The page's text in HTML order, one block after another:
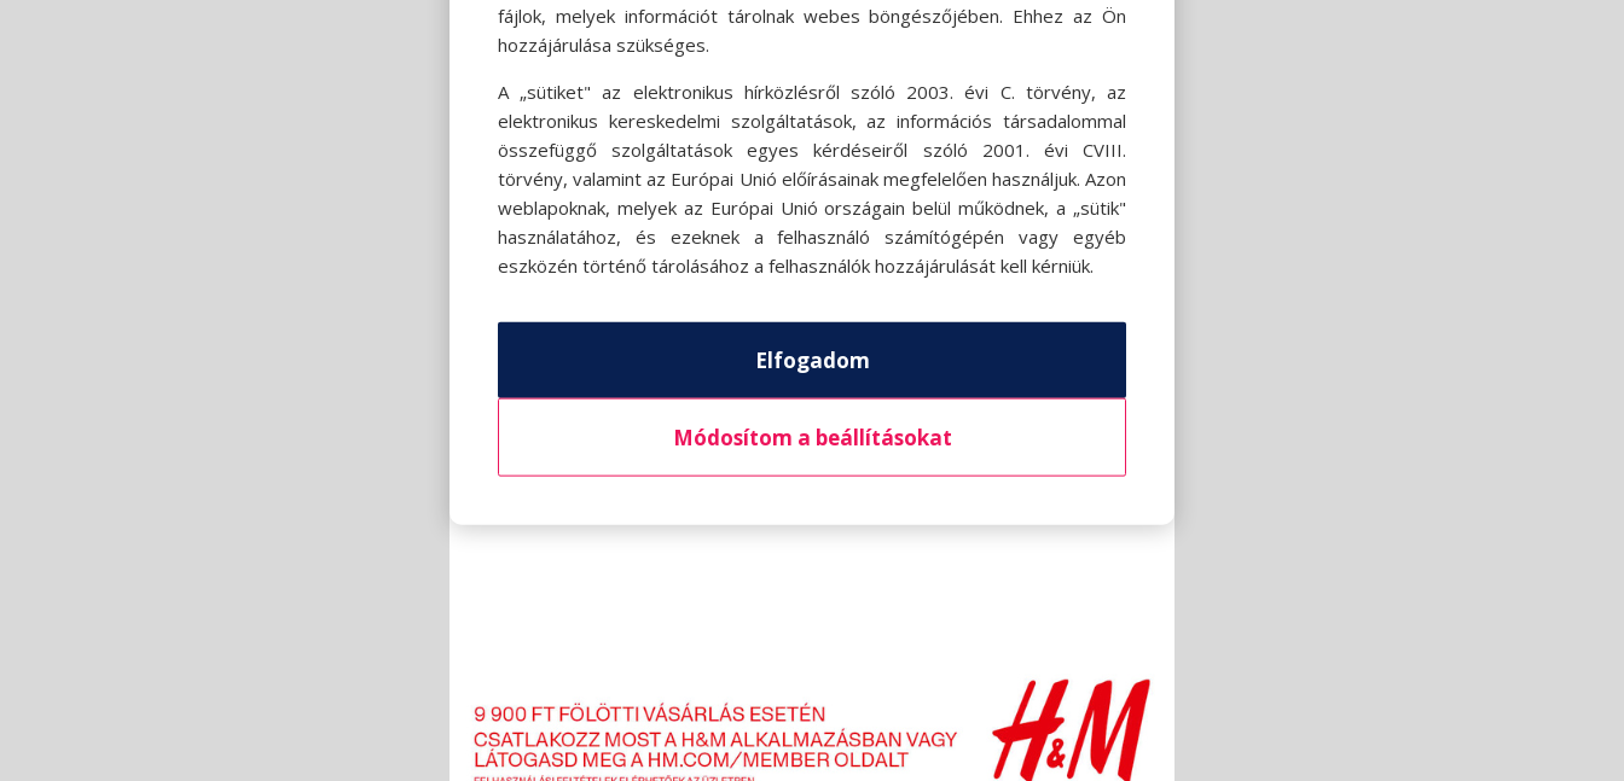
fájlok, melyek információt tárolnak webes böngészőjében. Ehhez az Ön
hozzájárulása szükséges.
A „sütiket" az elektronikus hírközlésről szóló 2003. évi C. törvény, az
elektronikus kereskedelmi szolgáltatások, az információs társadalommal
összefüggő szolgáltatások egyes kérdéseiről szóló 2001. évi CVIII.
törvény, valamint az Európai Unió előírásainak megfelelően használjuk. Azon
weblapoknak, melyek az Európai Unió országain belül működnek, a „sütik"
használatához, és ezeknek a felhasználó számítógépén vagy egyéb
eszközén történő tárolásához a felhasználók hozzájárulását kell kérniük.
Elfogadom
Módosítom a beállításokat